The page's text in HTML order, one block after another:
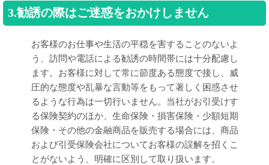
3.勧誘の際はご迷惑をおかけしません
お客様のお仕事や生活の平穏を害することのないよ
う、訪問や電話による勧誘の時間帯には十分配慮し
ます。お客様に対して常に節度ある態度で接し、威
圧的な態度や乱暴な言動等をもって著しく困惑させ
るような行為は一切行いません。当社がお引受けす
る保険契約のほか、生命保険・損害保険・少額短期
保険・その他の金融商品を販売する場合には、商品
および引受保険会社についてお客様の誤解を招くこ
とがないよう、明確に区別して取り扱います。